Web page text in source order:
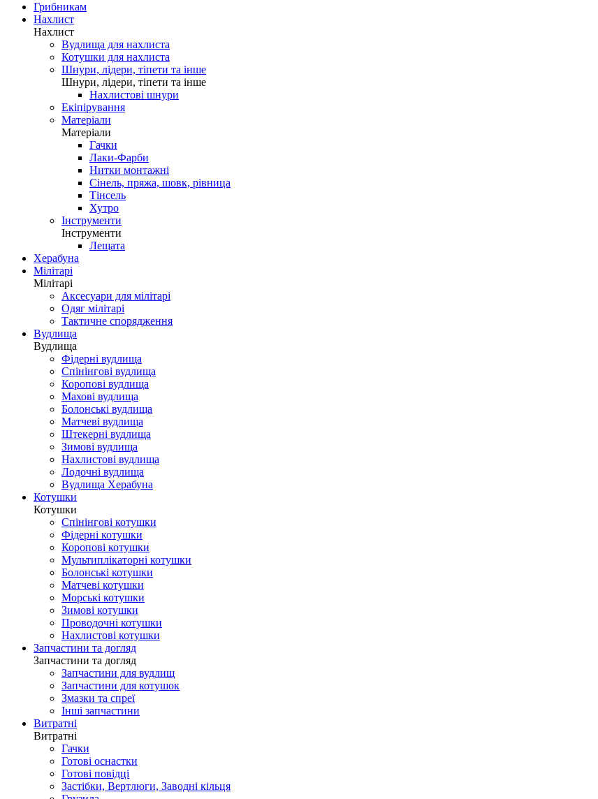
Грибникам
Нахлист
Нахлист
Вудлища для нахлиста
Котушки для нахлиста
Шнури, лідери, тіпети та інше
Шнури, лідери, тіпети та інше
Нахлистові шнури
Екіпірування
Матеріали
Матеріали
Гачки
Лаки-Фарби
Нитки монтажні
Сінель, пряжа, шовк, рівница
Тінсель
Хутро
Інструменти
Інструменти
Лещата
Херабуна
Мілітарі
Мілітарі
Аксесуари для мілітарі
Одяг мілітарі
Тактичне спорядження
Вудлища
Вудлища
Фідерні вудлища
Спінінгові вудлища
Коропові вудлища
Махові вудлища
Болонські вудлища
Матчеві вудлища
Штекерні вудлища
Зимові вудлища
Нахлистові вудлища
Лодочні вудлища
Вудлища Херабуна
Котушки
Котушки
Спінінгові котушки
Фідерні котушки
Коропові котушки
Мультиплікаторні котушки
Болонські котушки
Матчеві котушки
Морські котушки
Зимові котушки
Проводочні котушки
Нахлистові котушки
Запчастини та догляд
Запчастини та догляд
Запчастини для вудлищ
Запчастини для котушок
Змазки та спреї
Інші запчастини
Витратні
Витратні
Гачки
Готові оснастки
Готові повідці
Застібки, Вертлюги, Заводні кільця